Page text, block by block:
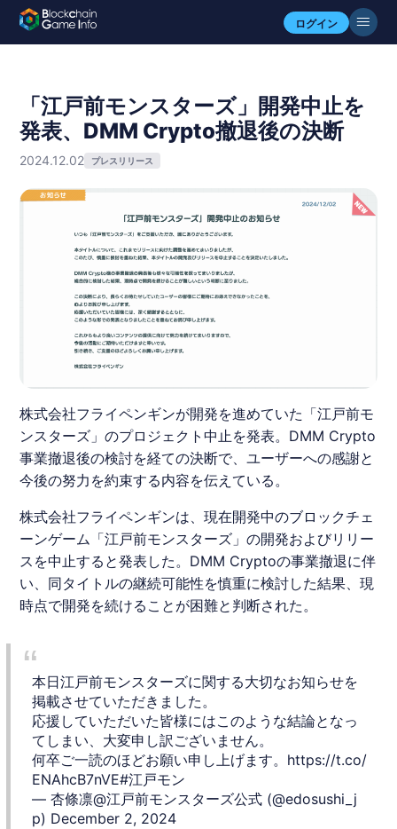
ログイン
「江戸前モンスターズ」開発中止を
発表、DMM Crypto撤退後の決断
2024.12.02 プレスリリース
株式会社フライペンギンが開発を進めていた「江戸前モ
ンスターズ」のプロジェクト中止を発表。DMM Crypto
事業撤退後の検討を経ての決断で、ユーザーへの感謝と
今後の努力を約束する内容を伝えている。
株式会社フライペンギンは、現在開発中のブロックチェ
ーンゲーム「江戸前モンスターズ 」の開発およびリリー
スを中止すると発表した。 DMM Cryptoの事業撤退に伴
い、同タイトルの継続可能性を慎重に検討した結果、現
時点で開発を続けることが困難と判断された。
本日江戸前モンスターズに関する大切なお知らせを
掲載させていただきました。
応援していただいた皆様にはこのような結論となっ
てしまい、大変申し訳ございません。
何卒ご一読のほどお願い申し上げます。 https://t.co/
ENAhcB7nVE#江戸モン
— 杏條凛@江戸前モンスターズ公式 (@edosushi_j
p) December 2, 2024